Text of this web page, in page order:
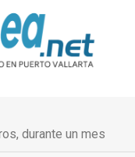
durante un mes